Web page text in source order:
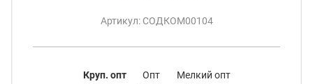
Артикул: СОДКОМ00104
Круп. опт Опт Мелкий опт